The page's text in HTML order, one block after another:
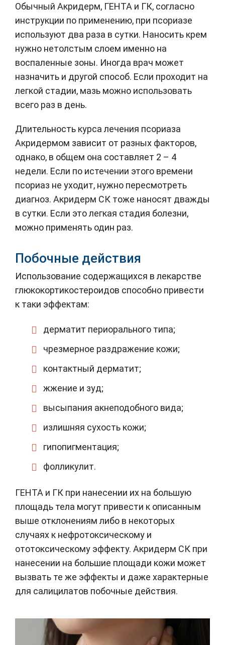
Обычный Акридерм, ГЕНТА и ГК, согласно
инструкции по применению, при псориазе
используют два раза в сутки. Наносить крем
нужно нетолстым слоем именно на
воспаленные зоны. Иногда врач может
назначить и другой способ. Если проходит на
легкой стадии, мазь можно использовать
всего раз в день.
Длительность курса лечения псориаза
Акридермом зависит от разных факторов,
однако, в общем она составляет 2 – 4
недели. Если по истечении этого времени
псориаз не уходит, нужно пересмотреть
диагноз. Акридерм СК тоже наносят дважды
в сутки. Если это легкая стадия болезни,
можно применять один раз.
Побочные действия
Использование содержащихся в лекарстве
глюкокортикостероидов способно привести
к таки эффектам:
дерматит периорального типа;
чрезмерное раздражение кожи;
контактный дерматит;
жжение и зуд;
высыпания акнеподобного вида;
излишняя сухость кожи;
гипопигментация;
фолликулит.
ГЕНТА и ГК при нанесении их на большую
площадь тела могут привести к описанным
выше отклонениям либо в некоторых
случаях к нефротоксическому и
ототоксическому эффекту. Акридерм СК при
нанесении на большие площади кожи может
вызвать те же эффекты и даже характерные
для салицилатов побочные действия.